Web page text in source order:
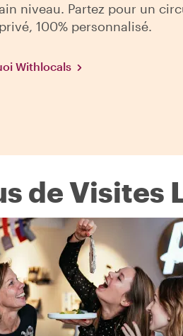
niveau. Partez pour un
100% personnalisé.
Withlocals
de Visites